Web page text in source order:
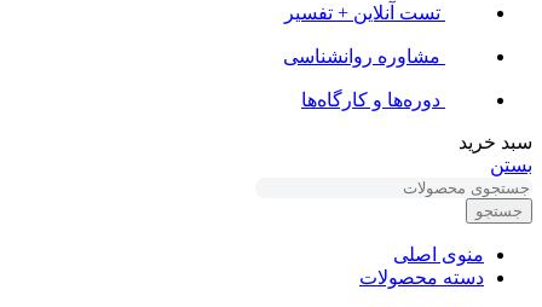
تست آنلاین + تفسیر
مشاوره روانشناسی
دوره‌ها و کارگاه‌ها
سبد خرید
بستن
جستجو
منوی اصلی
دسته محصولات